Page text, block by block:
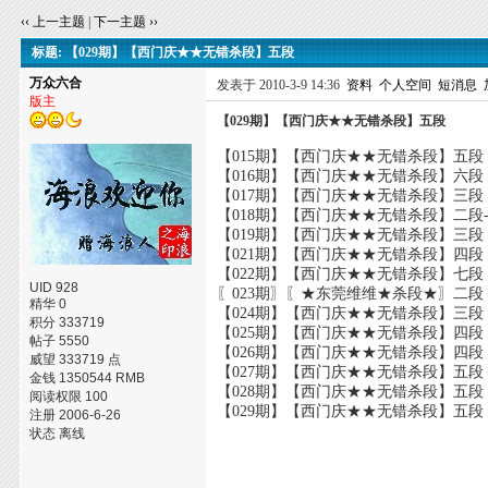
‹‹ 上一主题 |下一主题 ››
标题: 【029期】【西门庆★★无错杀段】五段
万众六合
版主
UID 928
精华 0
积分 333719
帖子 5550
威望 333719 点
金钱 1350544 RMB
阅读权限 100
注册 2006-6-26
状态 离线
发表于 2010-3-9 14:36 资料 个人空间 短消息
【029期】【西门庆★★无错杀段】五段
【015期】【西门庆★★无错杀段】五段
【016期】【西门庆★★无错杀段】六段
【017期】【西门庆★★无错杀段】三段
【018期】【西门庆★★无错杀段】二
【019期】【西门庆★★无错杀段】三段
【021期】【西门庆★★无错杀段】四段
【022期】【西门庆★★无错杀段】七段
〖023期〗〖★东莞维维★杀段★〗二段
【024期】【西门庆★★无错杀段】三段
【025期】【西门庆★★无错杀段】四段
【026期】【西门庆★★无错杀段】四段
【027期】【西门庆★★无错杀段】五段
【028期】【西门庆★★无错杀段】五段
【029期】【西门庆★★无错杀段】五段